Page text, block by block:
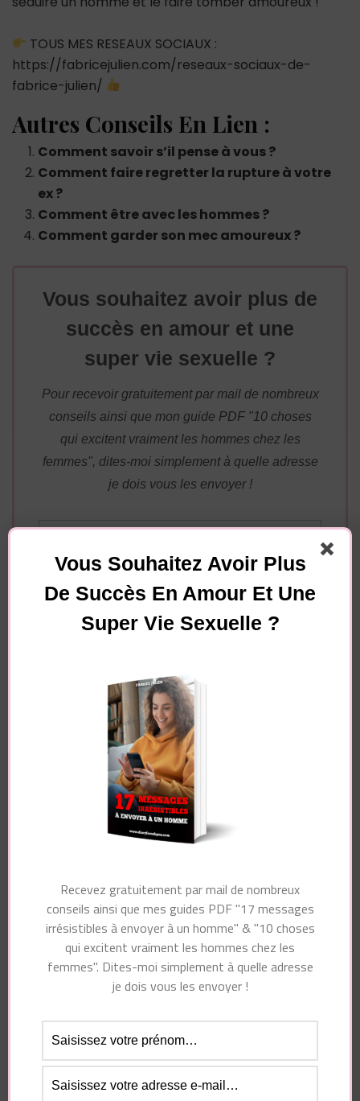
TOUS MES RESEAUX SOCIAUX :
https://fabricejulien.com/reseaux-sociaux-de-
fabrice-julien/
Autres Conseils En Lien :
Comment savoir s’il pense à vous ?
Comment faire regretter la rupture à votre
ex ?
Comment être avec les hommes ?
Comment garder son mec amoureux ?
Vous souhaitez avoir plus de
succès en amour et une
super vie sexuelle ?
Pour recevoir gratuitement par mail de nombreux
conseils ainsi que mon guide PDF "10 choses
qui excitent vraiment les hommes chez les
femmes", dites-moi simplement à quelle adresse
je dois vous les envoyer !
Navigation
Article précédent
Tout savoir sur les
hommes – 10 trucs à
Vous pourriez également aimer...
Laisser un commentaire
Vous Souhaitez Avoir Plus
De Succès En Amour Et Une
Super Vie Sexuelle ?
Recevez gratuitement par mail de nombreux
conseils ainsi que mes guides PDF "17 messages
irrésistibles à envoyer à un homme" & "10 choses
qui excitent vraiment les hommes chez les
femmes". Dites-moi simplement à quelle adresse
je dois vous les envoyer !